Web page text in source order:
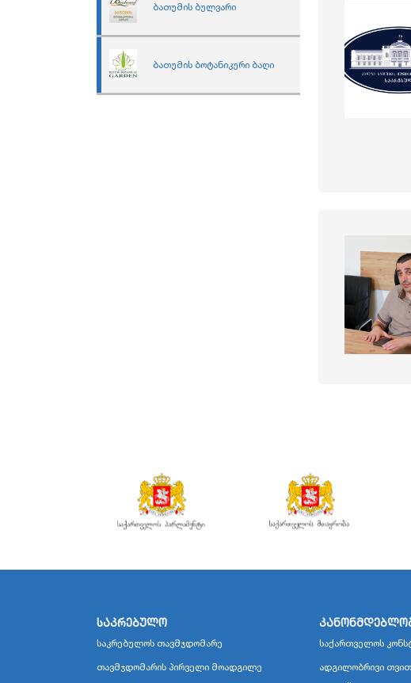
ბათუმის ბულვარი
ბათუმის ბოტანიკური ბაღი
საკრებულო
საკრებულოს თავმჯდომარე
თავმჯდომარის პირველი მოადგილე
საქართველოს
ადგილობრივი